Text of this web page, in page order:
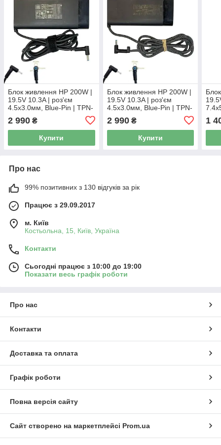
Блок живлення HP 200W |
19.5V 10.3A | роз'єм
4.5x3.0мм, Blue-Pin | TPN-
2 990 ₴
Купити
Блок живлення HP 200W |
19.5V 10.3A | роз'єм
4.5x3.0мм, Blue-Pin | TPN-
2 990₴
Купити
1
Про нас
99% позитивних з 130 відгуків за рік
Працює з 29.09.2017
м. Київ
Костьольна, 15, Київ, Україна
Контакти
Сьогодні працює з 10:00 до 19:00
Показати весь графік роботи
Про нас
Контакти
Доставка та оплата
Графік роботи
Повна версія сайту
Сайт створено на маркетплейсі Prom.ua